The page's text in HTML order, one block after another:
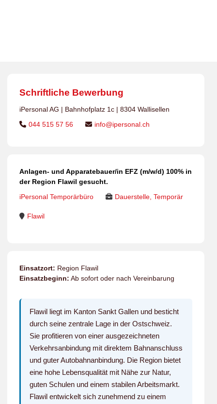
Schriftliche Bewerbung
iPersonal AG | Bahnhofplatz 1c | 8304 Wallisellen
044 515 57 56
info@ipersonal.ch
Anlagen- und Apparatebauer/in EFZ (m/w/d) 100% in
der Region Flawil gesucht.
iPersonal Temporärbüro
Dauerstelle, Temporär
Flawil
Einsatzort: Region Flawil
Einsatzbeginn: Ab sofort oder nach Vereinbarung
Flawil liegt im Kanton Sankt Gallen und besticht
durch seine zentrale Lage in der Ostschweiz.
Sie profitieren von einer ausgezeichneten
Verkehrsanbindung mit direktem Bahnanschluss
und guter Autobahnanbindung. Die Region bietet
eine hohe Lebensqualität mit Nähe zur Natur,
guten Schulen und einem stabilen Arbeitsmarkt.
Flawil entwickelt sich zunehmend zu einem